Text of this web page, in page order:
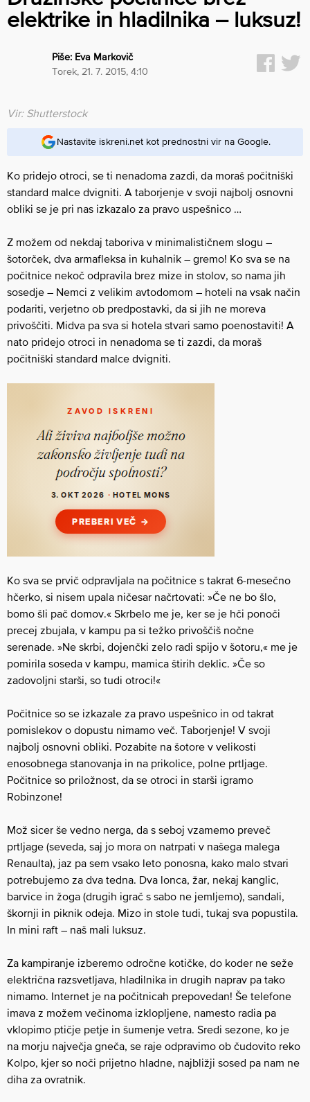
elektrike in hladilnika – luksuz!
Piše: Eva Markovič
torek, 21. 7. 2015, 4:10
Vir: Shutterstock
Nastavite iskreni.net kot prednostni vir na Google.
Ko pridejo otroci, se ti nenadoma zazdi, da moraš počitniški
standard malce dvigniti. A taborjenje v svoji najbolj osnovni
obliki se je pri nas izkazalo za pravo uspešnico …
Z možem od nekdaj taboriva v minimalističnem slogu –
šotorček, dva armafleksa in kuhalnik – gremo! Ko sva se na
počitnice nekoč odpravila brez mize in stolov, so nama jih
sosedje – Nemci z velikim avtodomom – hoteli na vsak način
podariti, verjetno ob predpostavki, da si jih ne moreva
privoščiti. Midva pa sva si hotela stvari samo poenostaviti! A
nato pridejo otroci in nenadoma se ti zazdi, da moraš
počitniški standard malce dvigniti.
Ko sva se prvič odpravljala na počitnice s takrat 6-mesečno
hčerko, si nisem upala ničesar načrtovati: »Če ne bo šlo,
bomo šli pač domov.« Skrbelo me je, ker se je hči ponoči
precej zbujala, v kampu pa si težko privoščiš nočne
serenade. »Ne skrbi, dojenčki zelo radi spijo v šotoru,« me je
pomirila soseda v kampu, mamica štirih deklic. »Če so
zadovoljni starši, so tudi otroci!«
Počitnice so se izkazale za pravo uspešnico in od takrat
pomislekov o dopustu nimamo več. Taborjenje! V svoji
najbolj osnovni obliki. Pozabite na šotore v velikosti
enosobnega stanovanja in na prikolice, polne prtljage.
Počitnice so priložnost, da se otroci in starši igramo
Robinzone!
Mož sicer še vedno nerga, da s seboj vzamemo preveč
prtljage (seveda, saj jo mora on natrpati v našega malega
Renaulta), jaz pa sem vsako leto ponosna, kako malo stvari
potrebujemo za dva tedna. Dva lonca, žar, nekaj kanglic,
barvice in žoga (drugih igrač s sabo ne jemljemo), sandali,
škornji in piknik odeja. Mizo in stole tudi, tukaj sva popustila.
In mini raft – naš mali luksuz.
Za kampiranje izberemo odročne kotičke, do koder ne seže
električna razsvetljava, hladilnika in drugih naprav pa tako
nimamo. Internet je na počitnicah prepovedan! Še telefone
imava z možem večinoma izklopljene, namesto radia pa
vklopimo ptičje petje in šumenje vetra. Sredi sezone, ko je
na morju največja gneča, se raje odpravimo ob čudovito reko
Kolpo, kjer so noči prijetno hladne, najbližji sosed pa nam ne
diha za ovratnik.